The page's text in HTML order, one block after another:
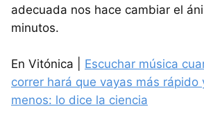
adecuada nos hace cambiar el
minutos.
En Vitónica | Escuchar música
correr hará que vayas más rápido
menos: lo dice la ciencia